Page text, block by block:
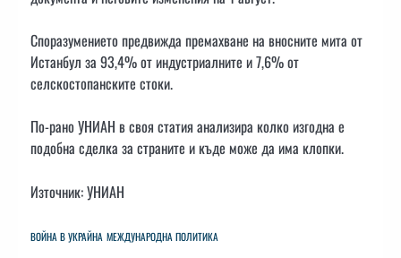
Споразумението предвижда премахване на вносните мита от
Истанбул за 93,4% от индустриалните и 7,6% от
селскостопанските стоки.
По-рано УНИАН в своя статия анализира колко изгодна е
подобна сделка за страните и къде може да има клопки.
Източник: УНИАН
ВОЙНА В УКРАЙНА МЕЖДУНАРОДНА ПОЛИТИКА